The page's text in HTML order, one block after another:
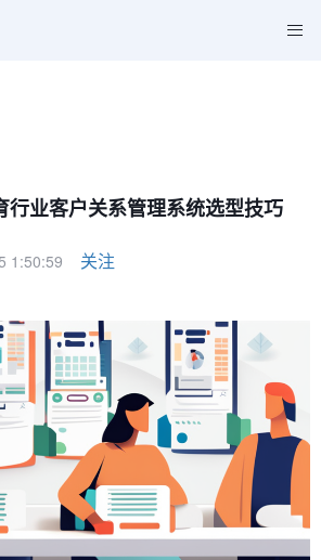
行业客户关系管理系统选型技巧
1:50:59 关注